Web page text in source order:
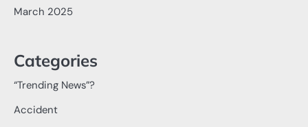
March 2025
Categories
“Trending News”?
Accident